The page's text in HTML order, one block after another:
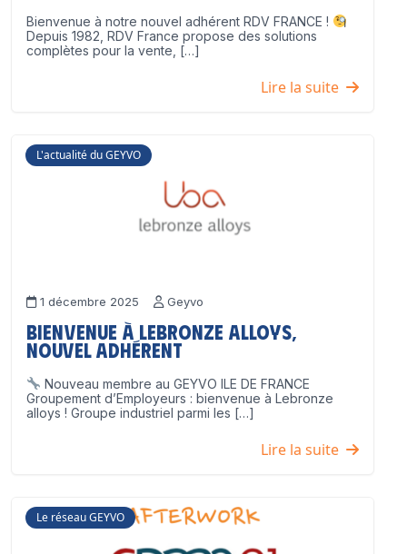
Bienvenue à notre nouvel adhérent RDV FRANCE !
Depuis 1982, RDV France propose des solutions
complètes pour la vente, […]
Lire la suite
L'actualité du GEYVO
1 décembre 2025 Geyvo
Bienvenue à Lebronze Alloys,
nouvel adhérent
Nouveau membre au GEYVO ILE DE FRANCE
Groupement d’Employeurs : bienvenue à Lebronze
alloys ! Groupe industriel parmi les […]
Lire la suite
Le réseau GEYVO